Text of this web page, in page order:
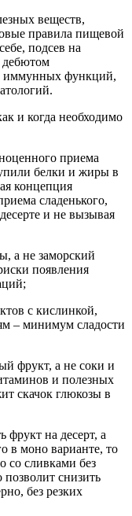
веществ,
правила пищевой
подсев на
дебютом
иммунных функций,
и когда необходимо
приема
белки и жиры в
концепция
сладенького,
и не вызывая
а не заморский
появления
с кислинкой,
– минимум сладости
фрукт, а не соки и
и полезных
скачок глюкозы в
фрукт на десерт, а
в моно варианте, то
со сливками без
позволит снизить
без резких